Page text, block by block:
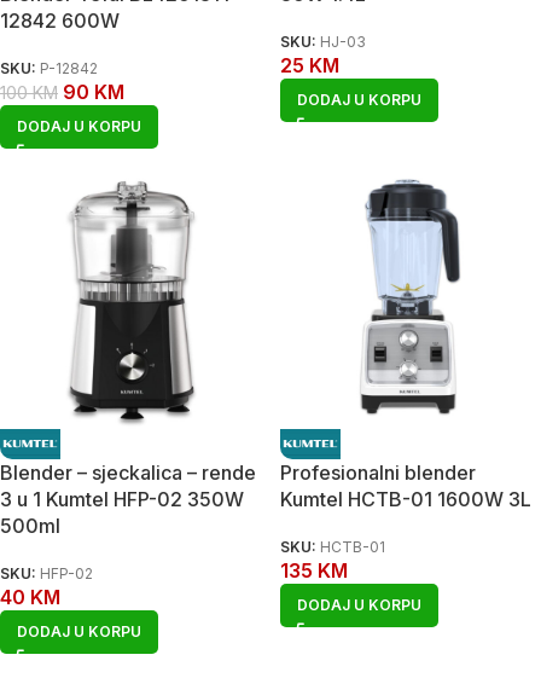
12842 600W
SKU: P-12842
100KM 90 KM
DODAJ U KORPU
SKU: HJ-03
25 KM
DODAJ U KORPU
Blender – sjeckalica – rende
3 u 1 Kumtel HFP-02 350W
500ml
SKU: HFP-02
40 KM
DODAJ U KORPU
Profesionalni blender
Kumtel HCTB-01 1600W 3L
SKU: HCTB-01
135 KM
DODAJ U KORPU